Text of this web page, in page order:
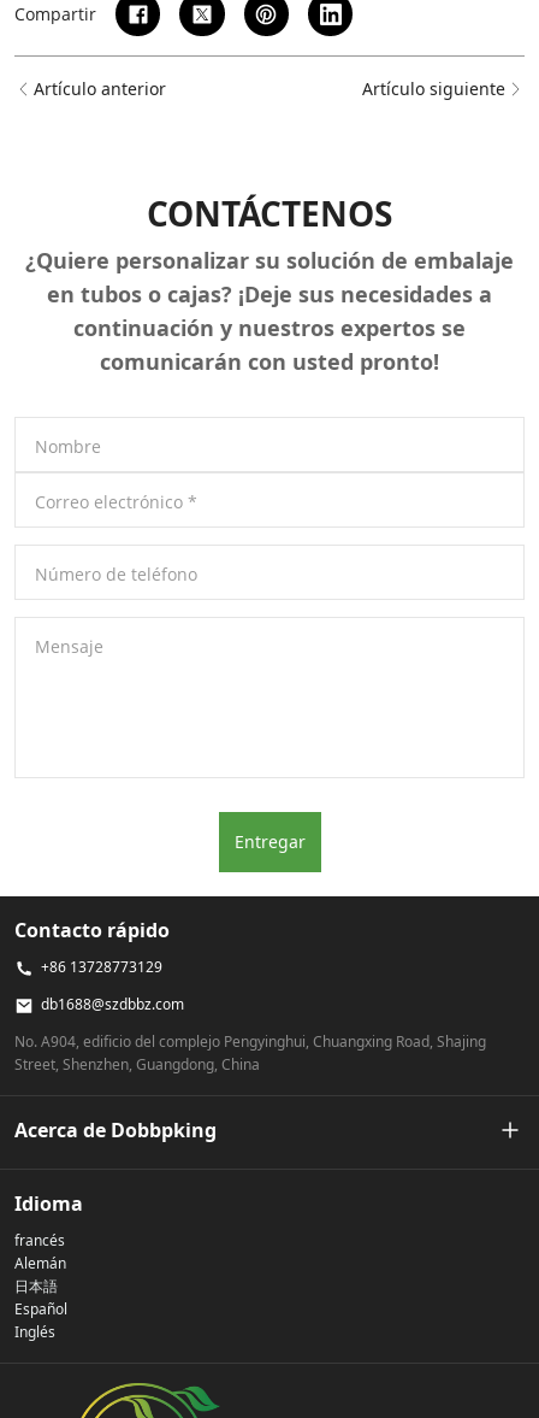
Compartir
Artículo anterior Artículo siguiente
CONTÁCTENOS
¿Quiere personalizar su solución de embalaje
en tubos o cajas? ¡Deje sus necesidades a
continuación y nuestros expertos se
comunicarán con usted pronto!
Nombre
Correo electrónico *
Número de teléfono
Mensaje
Entregar
Contacto rápido
+86 13728773129
db1688@szdbbz.com
No. A904, edificio del complejo Pengyinghui, Chuangxing Road, Shajing
Street, Shenzhen, Guangdong, China
Acerca de Dobbpking
Nuestra historia
Política de privacidad
Contáctenos
Idioma
francés
Alemán
日本語
Español
Inglés